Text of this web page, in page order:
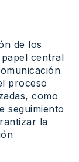
de los
central
proceso
como
seguimiento
la